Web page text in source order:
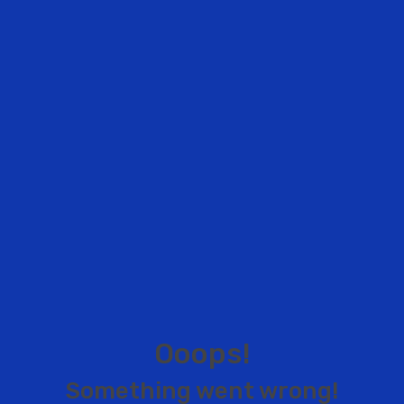
Ooops!
Something went wrong!